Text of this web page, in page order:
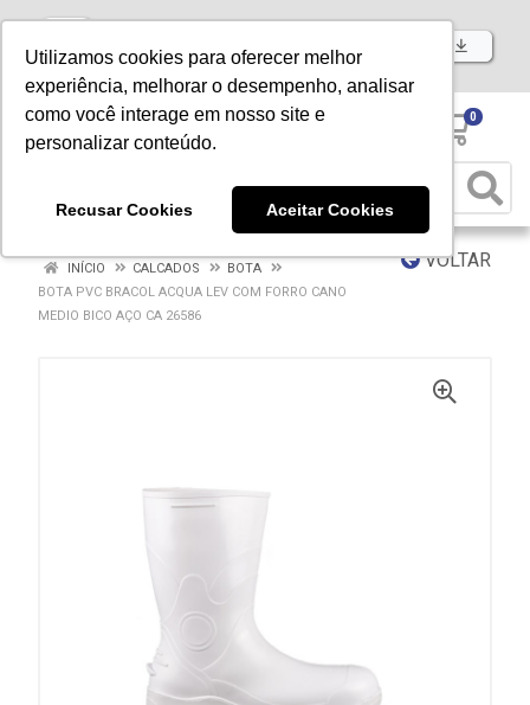
Utilizamos cookies para oferecer melhor
experiência, melhorar o desempenho, analisar
como você interage em nosso site e
personalizar conteúdo.
Recusar Cookies Aceitar Cookies
Baixe já nosso APP
0
VOLTAR
INÍCIO CALCADOS
BOTA
BOTA PVC BRACOL ACQUA LEV COM FORRO CANO
MEDIO BICO AÇO CA 26586